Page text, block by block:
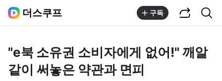
더스쿠프 구독
"e북 소유권 소비자에게 없어!" 깨알
같이 써놓은 약관과 면피